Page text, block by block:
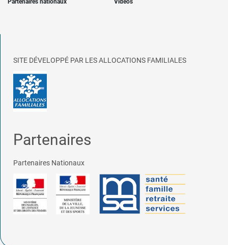
Partenaires nationaux Vidéos
SITE DÉVELOPPÉ PAR LES ALLOCATIONS FAMILIALES
Partenaires
Partenaires Nationaux